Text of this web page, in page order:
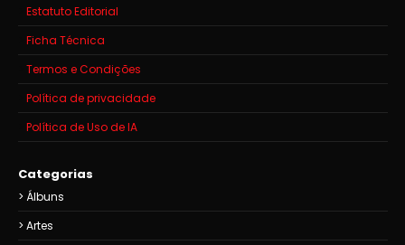
Estatuto Editorial
Ficha Técnica
Termos e Condições
Política de privacidade
Política de Uso de IA
Categorias
Álbuns
Artes